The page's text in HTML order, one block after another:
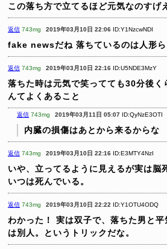
この落ち方で立てるほど元気なのすげ
返信 743mg 2019年03月10日 22:06 ID:Y1NzcwNDI
fake newsだね 落ちているのは人形
返信 743mg 2019年03月10日 22:16 ID:U5NDE3MzY
落ちた時は元気で笑ってても30分後く
んてよくあること
返信 743mg 2019年03月11日 05:07 ID:QyNzE3OTI
内臓の損傷はあとから来るからな
返信 743mg 2019年03月10日 22:16 ID:E3MTY4NzI
いや、立ってるように見えるが実は
いつは死んでいる。
返信 743mg 2019年03月10日 22:22 ID:Y1OTU4ODQ
わかった！
実は双子で、落ちた男と
は別人。というトリックだな。